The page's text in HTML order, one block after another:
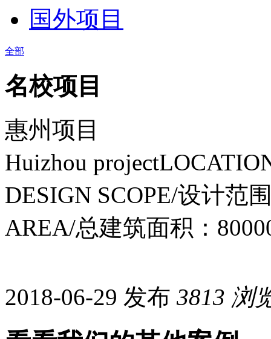
国外项目
全部
名校项目
惠州项目
Huizhou
DESIGN SCOPE/设计范
AREA/总建筑面积：
2018-06-29 发布 3813 浏